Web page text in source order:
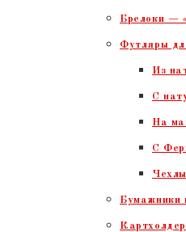
Брелоки —
Футляры
Из
С
На
С
Бумажники